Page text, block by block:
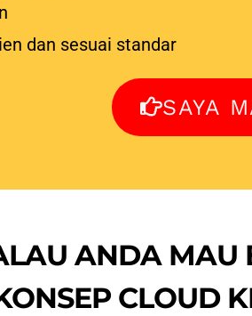
dan sesuai standar
SAYA
ANDA MAU
CLOUD